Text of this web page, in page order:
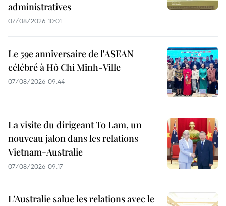
administratives
07/08/2026 10:01
Le 59e anniversaire de l'ASEAN
célébré à Hô Chi Minh-Ville
07/08/2026 09:44
La visite du dirigeant To Lam, un
nouveau jalon dans les relations
Vietnam-Australie
07/08/2026 09:17
L’Australie salue les relations avec le